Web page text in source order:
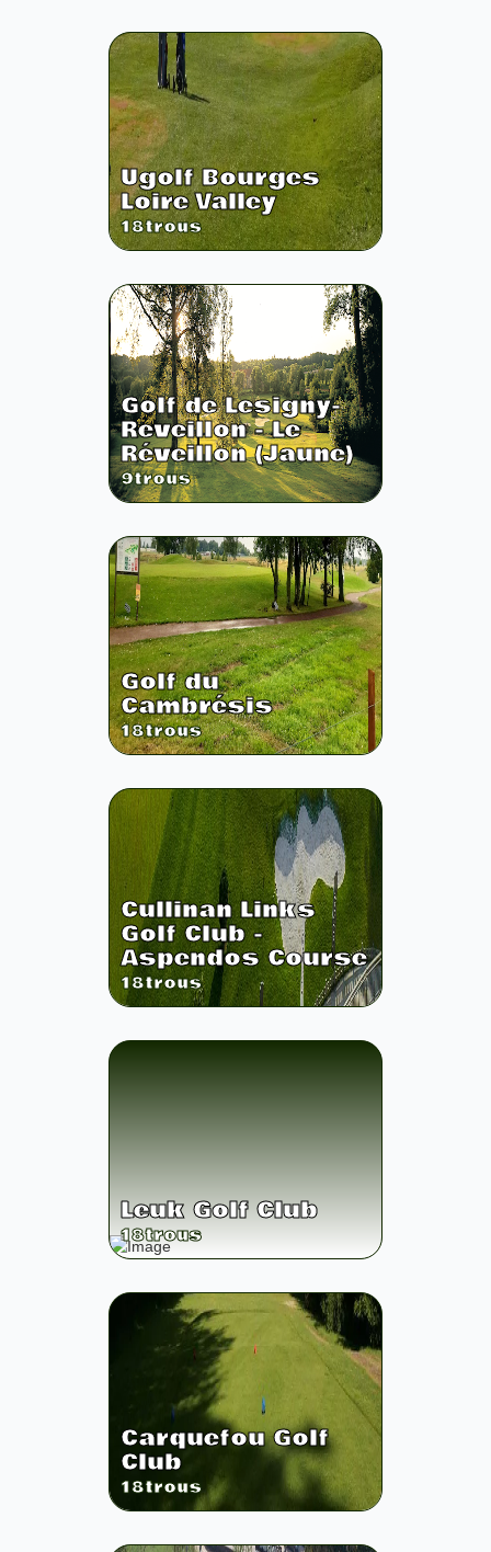
Ugolf Bourges
Loire Valley
18trous
Golf de Lesigny-
Reveillon - Le
Réveillon (Jaune)
9trous
Golf du
Cambrésis
18trous
Cullinan Links
Golf Club -
Aspendos Course
18trous
Leuk Golf Club
18trous
Carquefou Golf
Club
18trous